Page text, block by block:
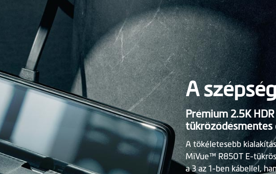
A
Prémium 2.5K
tükröződésmentes
A tökéletesebb
MiVue™ R850T E-
a 3 az 1-ben kábellel,